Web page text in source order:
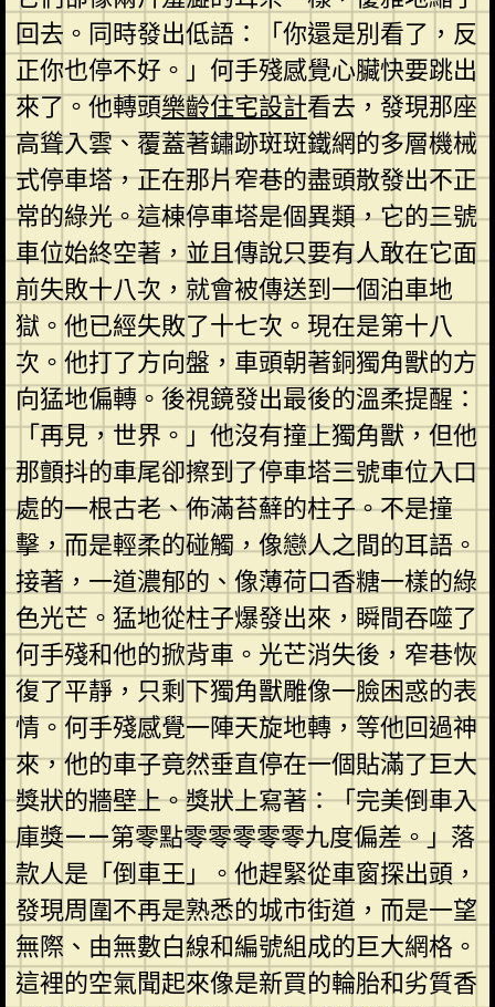
回去。同時發出低語：「你還是別看了，反
正你也停不好。」何手殘感覺心臟快要跳出
來了。他轉頭樂齡住宅設計看去，發現那座
高聳入雲、覆蓋著鏽跡斑斑鐵網的多層機械
式停車塔，正在那片窄巷的盡頭散發出不正
常的綠光。這棟停車塔是個異類，它的三號
車位始終空著，並且傳說只要有人敢在它面
前失敗十八次，就會被傳送到一個泊車地
獄。他已經失敗了十七次。現在是第十八
次。他打了方向盤，車頭朝著銅獨角獸的方
向猛地偏轉。後視鏡發出最後的溫柔提醒：
「再見，世界。」他沒有撞上獨角獸，但他
那顫抖的車尾卻擦到了停車塔三號車位入口
處的一根古老、佈滿苔蘚的柱子。不是撞
擊，而是輕柔的碰觸，像戀人之間的耳語。
接著，一道濃郁的、像薄荷口香糖一樣的綠
色光芒。猛地從柱子爆發出來，瞬間吞噬了
何手殘和他的掀背車。光芒消失後，窄巷恢
復了平靜，只剩下獨角獸雕像一臉困惑的表
情。何手殘感覺一陣天旋地轉，等他回過神
來，他的車子竟然垂直停在一個貼滿了巨大
獎狀的牆壁上。獎狀上寫著：「完美倒車入
庫獎——第零點零零零零零九度偏差。」落
款人是「倒車王」。他趕緊從車窗探出頭，
發現周圍不再是熟悉的城市街道，而是一望
無際、由無數白線和編號組成的巨大網格。
這裡的空氣聞起來像是新買的輪胎和劣質香